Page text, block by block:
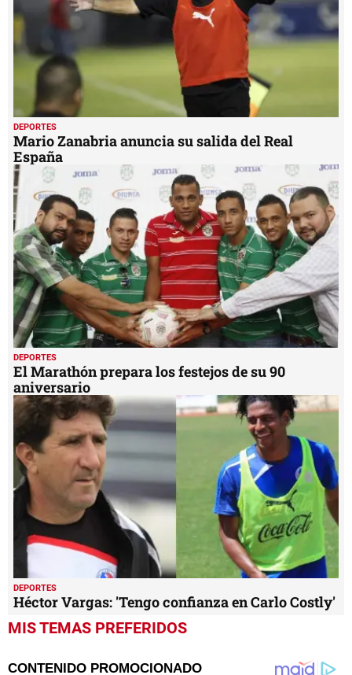
DEPORTES
Mario Zanabria anuncia su salida del Real
España
DEPORTES
El Marathón prepara los festejos de su 90
aniversario
DEPORTES
Héctor Vargas: 'Tengo confianza en Carlo Costly'
MIS TEMAS PREFERIDOS